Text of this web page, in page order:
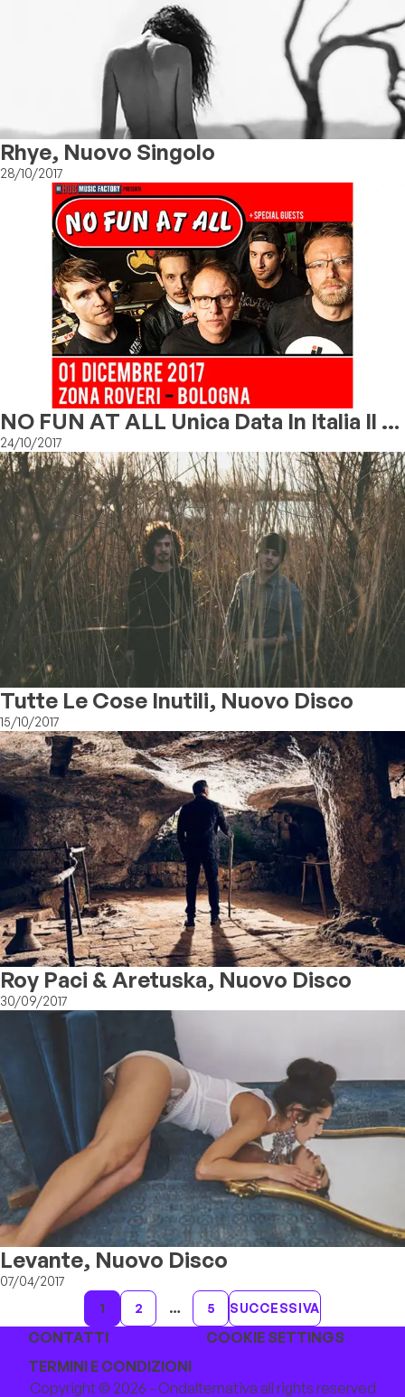
Rhye, Nuovo Singolo
28/10/2017
NO FUN AT ALL Unica Data In Italia Il 1
Dicembre A Zona Roveri, Bologna
24/10/2017
Tutte Le Cose Inutili, Nuovo Disco
15/10/2017
Roy Paci & Aretuska, Nuovo Disco
30/09/2017
Levante, Nuovo Disco
07/04/2017
1
2 … 5 SUCCESSIVA
CONTATTI
COOKIE SETTINGS
TERMINI E CONDIZIONI
Copyright © 2026 - Ondalternativa all rights reserved